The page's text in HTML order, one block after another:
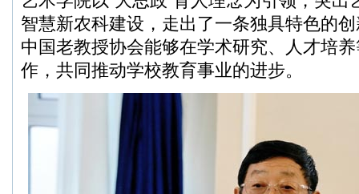
智慧新农科建设，走出了一条独具特色的
中国老教授协会能够在学术研究、人才培
作，共同推动学校教育事业的进步。